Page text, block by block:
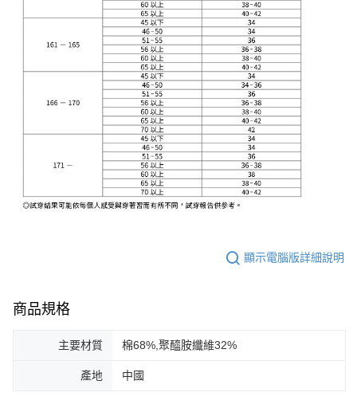
顯示電腦版詳細說明
商品規格
主要材質 棉68%,聚醯胺纖維32%
產地 中國